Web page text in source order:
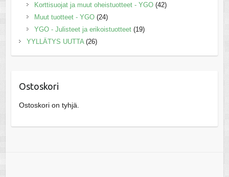
Korttisuojat ja muut oheistuotteet - YGO (42)
Muut tuotteet - YGO (24)
YGO - Julisteet ja erikoistuotteet (19)
YYLLÄTYS UUTTA (26)
Ostoskori
Ostoskori on tyhjä.